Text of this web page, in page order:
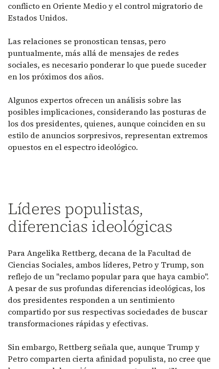
conflicto en Oriente Medio y el control migratorio de
Estados Unidos.
Las relaciones se pronostican tensas, pero
puntualmente, más allá de mensajes de redes
sociales, es necesario ponderar lo que puede suceder
en los próximos dos años.
Algunos expertos ofrecen un análisis sobre las
posibles implicaciones, considerando las posturas de
los dos presidentes, quienes, aunque coinciden en su
estilo de anuncios sorpresivos, representan extremos
opuestos en el espectro ideológico.
Líderes populistas,
diferencias ideológicas
Para Angelika Rettberg, decana de la Facultad de
Ciencias Sociales, ambos líderes, Petro y Trump, son
reflejo de un "reclamo popular para que haya cambio".
A pesar de sus profundas diferencias ideológicas, los
dos presidentes responden a un sentimiento
compartido por sus respectivas sociedades de buscar
transformaciones rápidas y efectivas.
Sin embargo, Rettberg señala que, aunque Trump y
Petro comparten cierta afinidad populista, no cree que